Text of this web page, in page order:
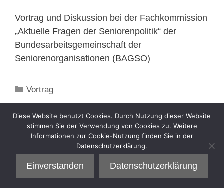
Vortrag und Diskussion bei der Fachkommission
„Aktuelle Fragen der Seniorenpolitik“ der
Bundesarbeitsgemeinschaft der
Seniorenorganisationen (BAGSO)
Kategorien
Vortrag
Diese Website benutzt Cookies. Durch Nutzung dieser Website
stimmen Sie der Verwendung von Cookies zu. Weitere
Informationen zur Cookie-Nutzung finden Sie in der
Datenschutzerklärung.
Einverstanden Datenschutzerklärung